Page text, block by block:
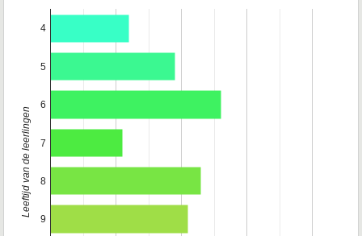
4
5
6
7
8
9
Leeftijd van de leerlingen